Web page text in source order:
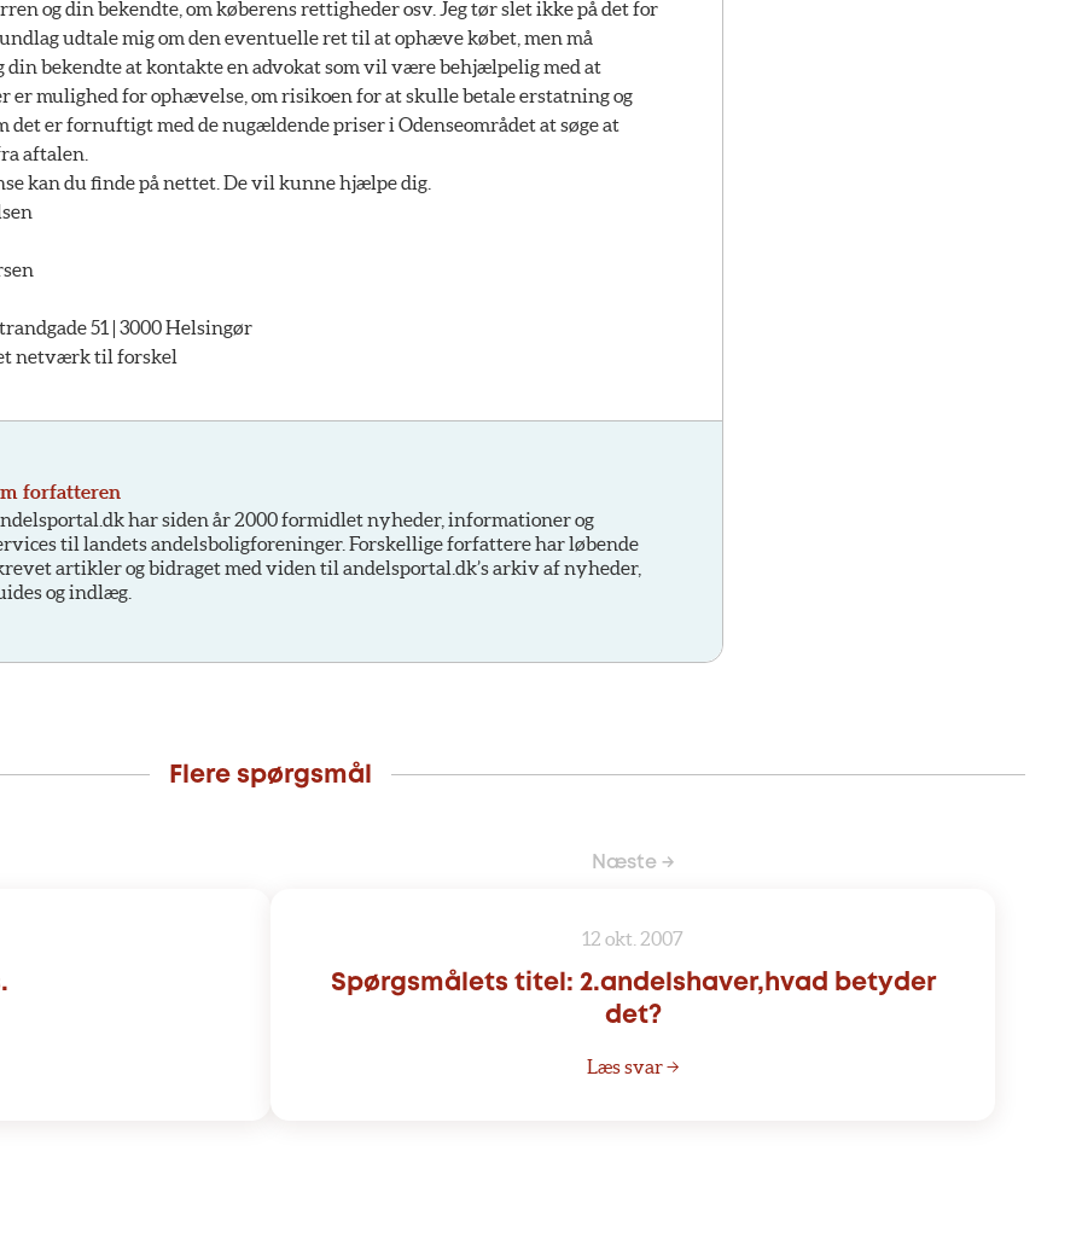
og din bekendte, om køberens rettigheder osv. Jeg tør slet ikke på det for
udtale mig om den eventuelle ret til at ophæve købet, men må
din bekendte at kontakte en advokat som vil være behjælpelig med at
er mulighed for ophævelse, om risikoen for at skulle betale erstatning og
det er fornuftigt med de nugældende priser i Odenseområdet at søge at
aftalen.
kan du finde på nettet. De vil kunne hjælpe dig.
51 | 3000 Helsingør
netværk til forskel
forfatteren
har siden år 2000 formidlet nyheder, informationer og
til landets andelsboligforeninger. Forskellige forfattere har løbende
artikler og bidraget med viden til andelsportal.dk’s arkiv af nyheder,
og indlæg.
Flere spørgsmål
Næste →
12 okt. 2007
Spørgsmålets titel: 2.andelshaver,hvad betyder
det?
Læs svar →